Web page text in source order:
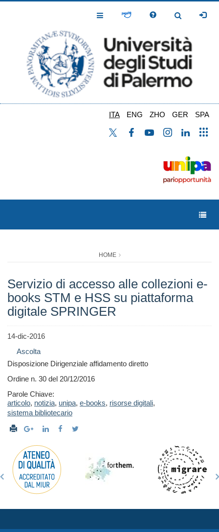
Toggle
Toggle
ITA ENG ZHO GER SPA
HOME
Servizio di accesso alle collezioni e-
books STM e HSS su piattaforma
digitale SPRINGER
14-dic-2016
Ascolta
Disposizione Dirigenziale affidamento diretto
Ordine n. 30 del 20/12/2016
Parole Chiave:
articolo, notizia, unipa, e-books, risorse digitali,
sistema bibliotecario